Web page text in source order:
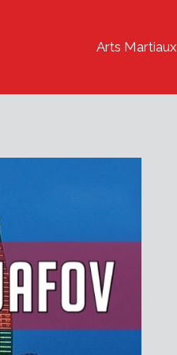
Arts Martiaux